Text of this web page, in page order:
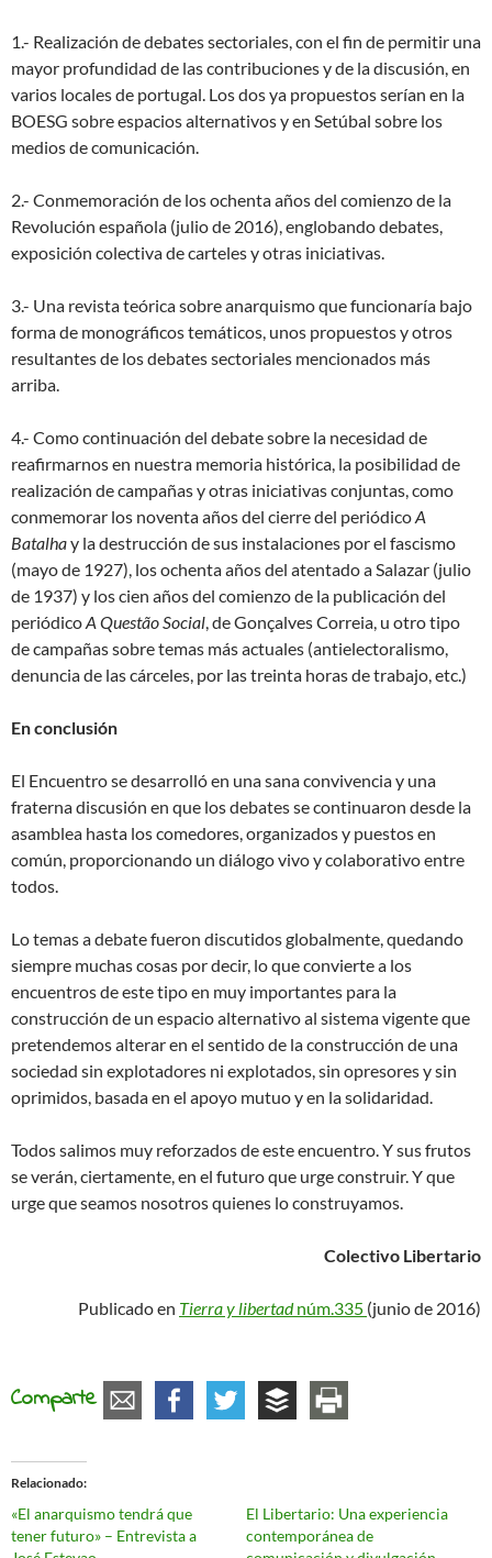
1.- Realización de debates sectoriales, con el fin de permitir una
mayor profundidad de las contribuciones y de la discusión, en
varios locales de portugal. Los dos ya propuestos serían en la
BOESG sobre espacios alternativos y en Setúbal sobre los
medios de comunicación.
2.- Conmemoración de los ochenta años del comienzo de la
Revolución española (julio de 2016), englobando debates,
exposición colectiva de carteles y otras iniciativas.
3.- Una revista teórica sobre anarquismo que funcionaría bajo
forma de monográficos temáticos, unos propuestos y otros
resultantes de los debates sectoriales mencionados más
arriba.
4.- Como continuación del debate sobre la necesidad de
reafirmarnos en nuestra memoria histórica, la posibilidad de
realización de campañas y otras iniciativas conjuntas, como
conmemorar los noventa años del cierre del periódicoA
Batalhay la destrucción de sus instalaciones por el fascismo
(mayo de 1927), los ochenta años del atentado a Salazar (julio
de 1937) y los cien años del comienzo de la publicación del
periódicoA Questão Social, de Gonçalves Correia, u otro tipo
de campañas sobre temas más actuales (antielectoralismo,
denuncia de las cárceles, por las treinta horas de trabajo, etc.)
En conclusión
El Encuentro se desarrolló en una sana convivencia y una
fraterna discusión en que los debates se continuaron desde la
asamblea hasta los comedores, organizados y puestos en
común, proporcionando un diálogo vivo y colaborativo entre
todos.
Lo temas a debate fueron discutidos globalmente, quedando
siempre muchas cosas por decir, lo que convierte a los
encuentros de este tipo en muy importantes para la
construcción de un espacio alternativo al sistema vigente que
pretendemos alterar en el sentido de la construcción de una
sociedad sin explotadores ni explotados, sin opresores y sin
oprimidos, basada en el apoyo mutuo y en la solidaridad.
Todos salimos muy reforzados de este encuentro. Y sus frutos
se verán, ciertamente, en el futuro que urge construir. Y que
urge que seamos nosotros quienes lo construyamos.
Colectivo Libertario
Publicado en Tierra y libertadnúm.335 (junio de 2016)
Comparte
Relacionado
«El anarquismo tendrá que
tener futuro» – Entrevista a
El Libertario: Una experiencia
contemporánea de